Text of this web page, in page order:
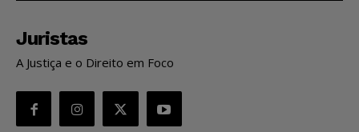
Juristas
A Justiça e o Direito em Foco